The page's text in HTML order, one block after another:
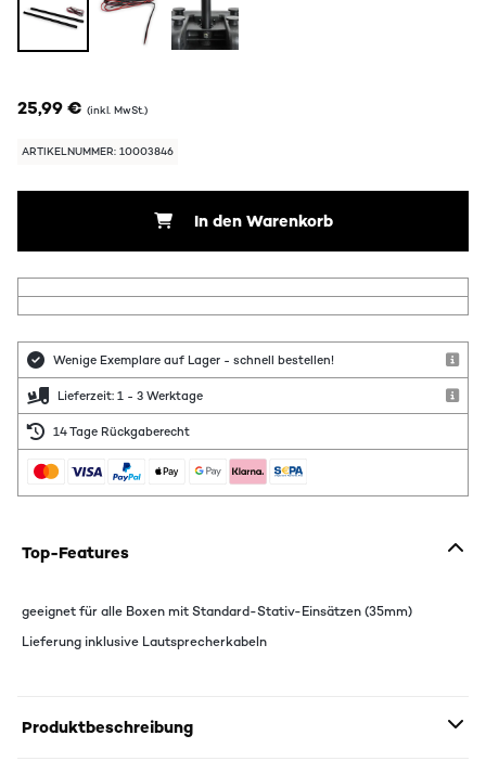
25,99 € (inkl. MwSt.)
ARTIKELNUMMER: 10003846
In den Warenkorb
Wenige Exemplare auf Lager - schnell bestellen!
Lieferzeit: 1 - 3 Werktage
14 Tage Rückgaberecht
Top-Features
geeignet für alle Boxen mit Standard-Stativ-Einsätzen (35mm)
Lieferung inklusive Lautsprecherkabeln
Produktbeschreibung